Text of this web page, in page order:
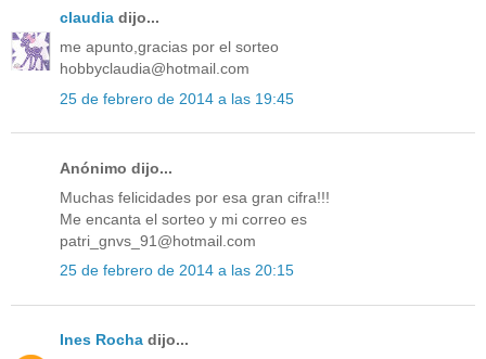
claudia dijo...
me apunto,gracias por el sorteo
hobbyclaudia@hotmail.com
25 de febrero de 2014 a las 19:45
Anónimo dijo...
Muchas felicidades por esa gran cifra!!!
Me encanta el sorteo y mi correo es
patri_gnvs_91@hotmail.com
25 de febrero de 2014 a las 20:15
Ines Rocha dijo...